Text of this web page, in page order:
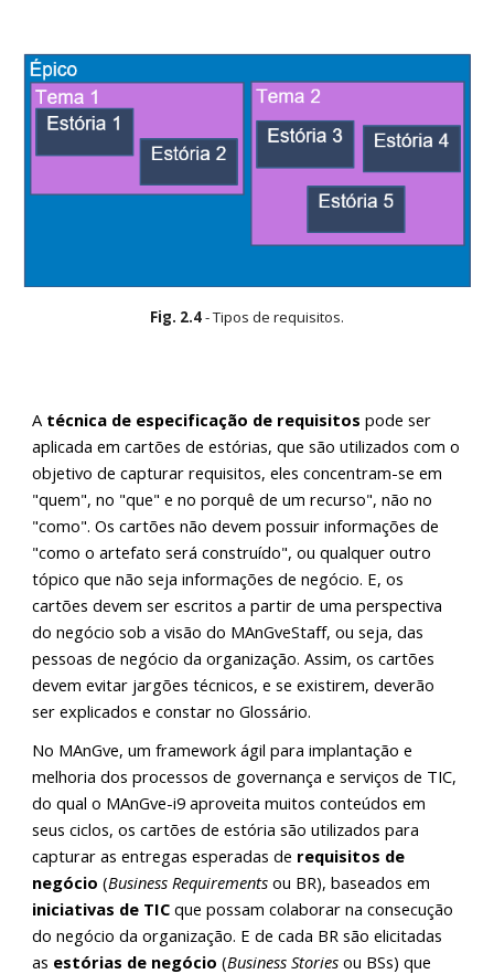
Fig. 2.4-Tipos de requisitos.
A técnica de especificação de requisitos pode ser
aplicada em cartões de estórias, que são utilizados com o
objetivo de capturar requisitos, eles concentram-se em
"quem", no "que" e no porquê de um recurso", não no
"como". Os cartões não devem possuir informações de
"como o artefato será construído", ou qualquer outro
tópico que não seja informações de negócio. E, os
cartões devem ser escritos a partir de uma perspectiva
do negócio sob a visão do MAnGveStaff, ou seja, das
pessoas de negócio da organização. Assim, os cartões
devem evitar jargões técnicos, e se existirem, deverão
ser explicados e constar no Glossário.
No MAnGve, um framework ágil para implantação e
melhoria dos processos de governança e serviços de TIC,
do qual o MAnGve-i9 aproveita muitos conteúdos em
seus ciclos, os cartões de estória são utilizados para
capturar as entregas esperadas de requisitos de
negócio (Business Requirements ou BR), baseados em
iniciativas de TIC que possam colaborar na consecução
do negócio da organização. E de cada BR são elicitadas
as estórias de negócio (Business Stories ou BSs) que